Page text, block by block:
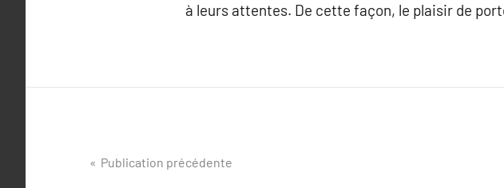
à leurs attentes. De cette façon, le plaisir de
Navigation
Publication précédente